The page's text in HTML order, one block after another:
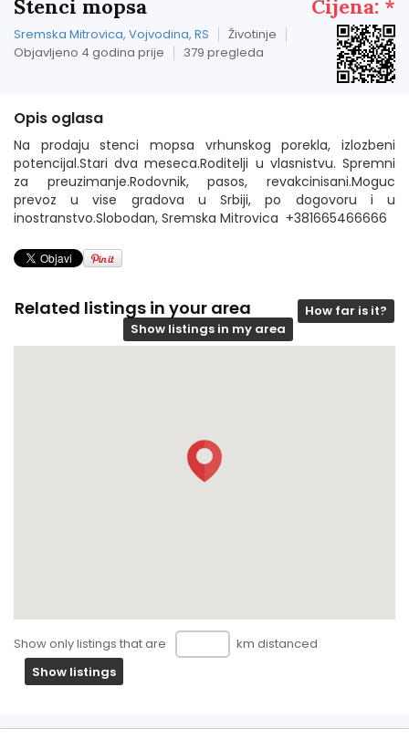
Cijena: *
Štenci mopsa
Sremska Mitrovica, Vojvodina, RS
Životinje
Objavljeno 4 godina prije
379 pregleda
Opis oglasa
Na prodaju stenci mopsa vrhunskog porekla, izlozbeni
potencijal.Stari dva meseca.Roditelji u vlasnistvu. Spremni
za preuzimanje.Rodovnik, pasos, revakcinisani.Moguc
prevoz u vise gradova u Srbiji, po dogovoru i u
inostranstvo.Slobodan, Sremska Mitrovica +381665466666
Related listings in your area
How far is it?
Show listings in my area
Show only listings that are
km distanced
Show listings